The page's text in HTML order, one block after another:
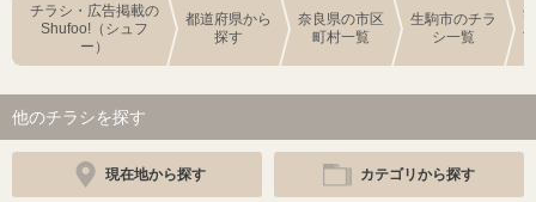
チラシ・広告掲載の
Shufoo!（シュフ
ー）
都道府県から
探す
奈良県の市区
町村一覧
生駒市のチラ
シ一覧
他のチラシを探す
現在地から探す カテゴリから探す